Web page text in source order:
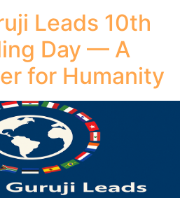
Leads 10th
Day — A
for Humanity